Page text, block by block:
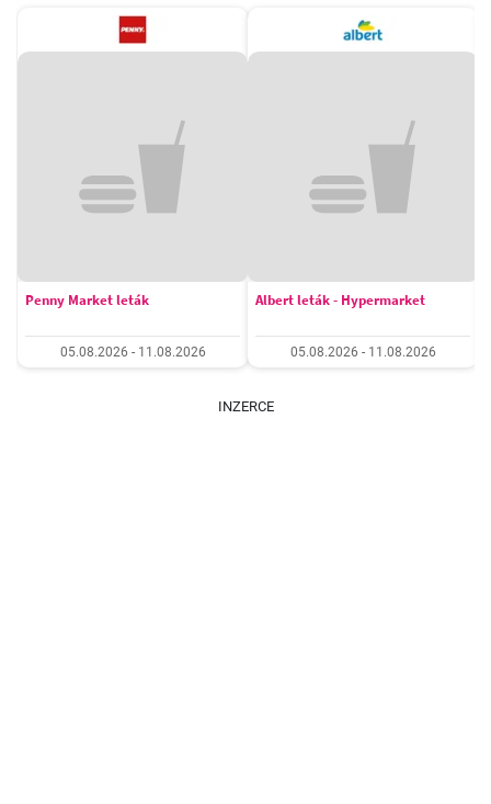
Penny Market leták
05.08.2026 - 11.08.2026
Albert leták - Hypermarket
05.08.2026 - 11.08.2026
INZERCE